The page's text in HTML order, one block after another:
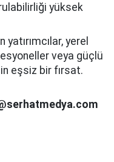
yüksek
yerel
veya güçlü
eşsiz bir fırsat.